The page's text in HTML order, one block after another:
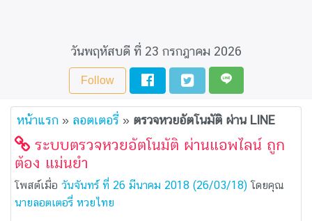
วันพฤหัสบดี ที่ 23 กรกฎาคม 2026
Follow
หน้าแรก » ลอตเตอรี่ » ตรวจหวยอัตโนมัติ ผ่าน LINE
ระบบตรวจหวยอัตโนมัติ ผ่านแอพไลน์ ถูก
ต้อง แม่นยำ
โพสต์เมื่อ วันจันทร์ ที่ 26 มีนาคม 2018 (26/03/18) โดยคุณ
นายลอตเตอรี่ หวยไทย